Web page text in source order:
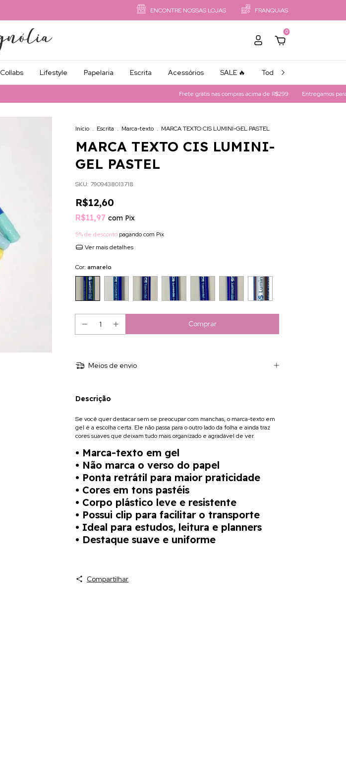
ENCONTRE NOSSAS LOJAS FRANQUIAS
0
Collabs Lifestyle Papelaria Escrita Acessórios SALE 🔥 Todos os Produtos
Frete grátis nas compras acima de R$299 Entregamos para Todo
Início . Escrita . Marca-texto . MARCA TEXTO CIS LUMINI-GEL PASTEL
MARCA TEXTO CIS LUMINI-
GEL PASTEL
SKU: 7909438013718
R$12,60
R$11,97 com Pix
5% de desconto pagando com Pix
Ver mais detalhes
Cor: amarelo
Meios de envio
Descrição
Se você quer destacar sem se preocupar com manchas, o marca-texto em
gel é a escolha certa. Ele não passa para o outro lado da folha e ainda traz
cores suaves que deixam tudo mais organizado e agradável de ver.
• Marca-texto em gel
• Não marca o verso do papel
• Ponta retrátil para maior praticidade
• Cores em tons pastéis
• Corpo plástico leve e resistente
• Possui clip para facilitar o transporte
• Ideal para estudos, leitura e planners
• Destaque suave e uniforme
Compartilhar